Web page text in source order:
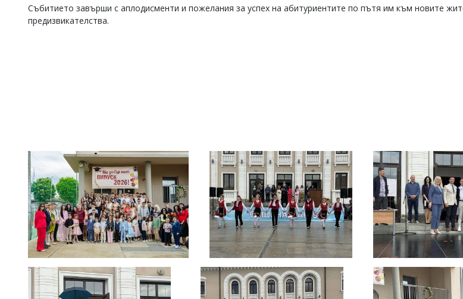
обиден
Събитието завърши с аплодисменти и пожелания за успех на абитуриентите по пътя им към новите
предизвикателства.